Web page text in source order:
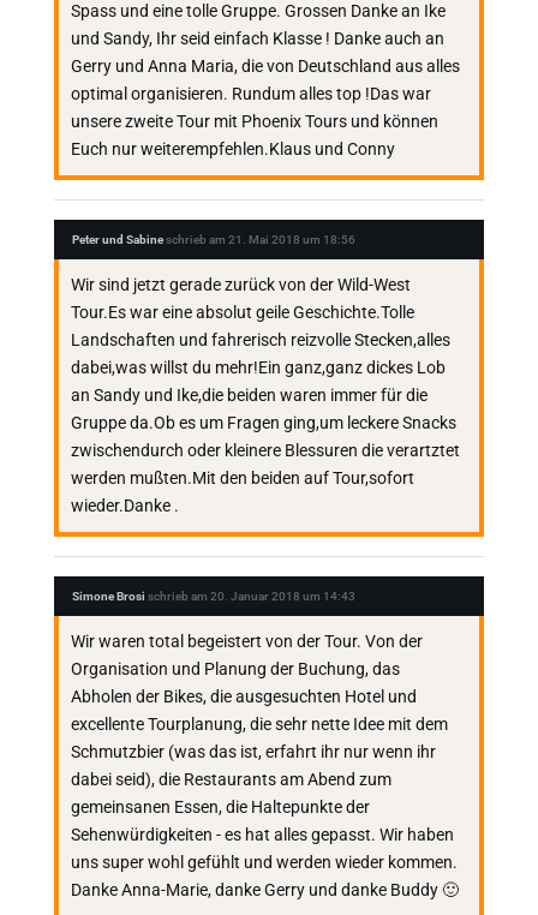
Spass und eine tolle Gruppe. Grossen Danke an Ike
und Sandy, Ihr seid einfach Klasse ! Danke auch an
Gerry und Anna Maria, die von Deutschland aus alles
optimal organisieren. Rundum alles top !Das war
unsere zweite Tour mit Phoenix Tours und können
Euch nur weiterempfehlen.Klaus und Conny
Peter und Sabineschrieb am 21. Mai 2018 um 18:56
Wir sind jetzt gerade zurück von der Wild-West
Tour.Es war eine absolut geile Geschichte.Tolle
Landschaften und fahrerisch reizvolle Stecken,alles
dabei,was willst du mehr!Ein ganz,ganz dickes Lob
an Sandy und Ike,die beiden waren immer für die
Gruppe da.Ob es um Fragen ging,um leckere Snacks
zwischendurch oder kleinere Blessuren die verartztet
werden mußten.Mit den beiden auf Tour,sofort
wieder.Danke .
Simone Brosi schrieb am 20. Januar 2018 um 14:43
Wir waren total begeistert von der Tour. Von der
Organisation und Planung der Buchung, das
Abholen der Bikes, die ausgesuchten Hotel und
excellente Tourplanung, die sehr nette Idee mit dem
Schmutzbier (was das ist, erfahrt ihr nur wenn ihr
dabei seid), die Restaurants am Abend zum
gemeinsanen Essen, die Haltepunkte der
Sehenwürdigkeiten - es hat alles gepasst. Wir haben
uns super wohl gefühlt und werden wieder kommen.
Danke Anna-Marie, danke Gerry und danke Buddy 🙂